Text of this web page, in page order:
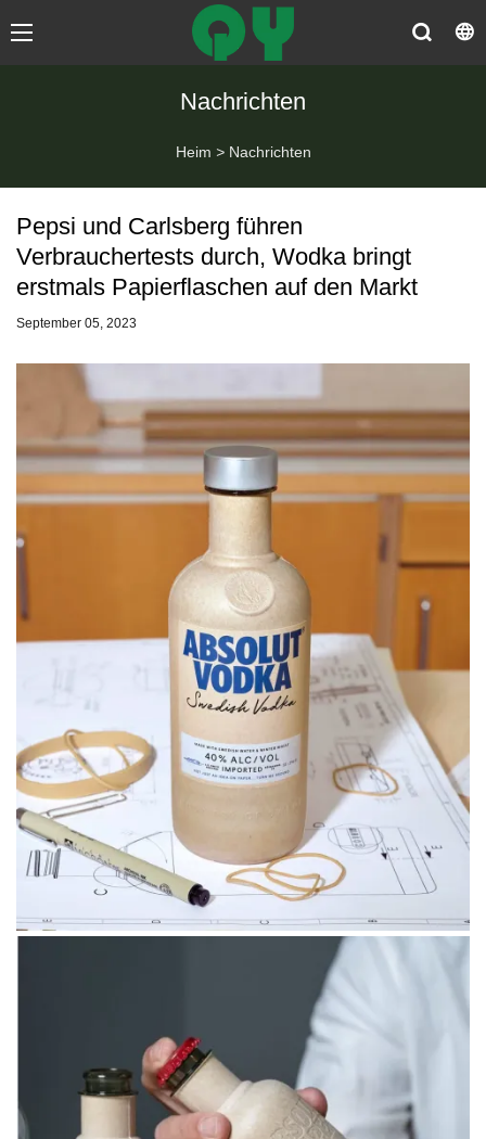
Nachrichten
Heim > Nachrichten
Pepsi und Carlsberg führen
Verbrauchertests durch, Wodka bringt
erstmals Papierflaschen auf den Markt
September 05, 2023